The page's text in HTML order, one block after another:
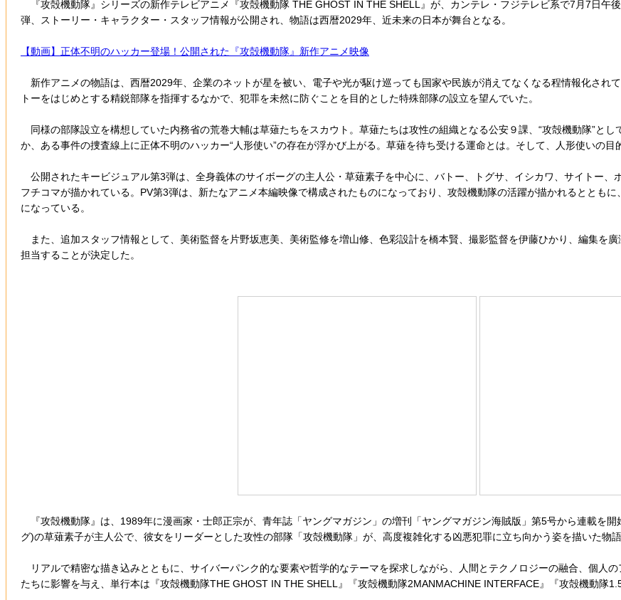
『攻殻機動隊』シリーズの新作テレビアニメ『攻殻機動隊 THE GHOST IN THE SHELL』が、カンテレ・フジテレビ系で7月7日午
弾、ストーリー・キャラクター・スタッフ情報が公開され、物語は西暦2029年、近未来の日本が舞台となる。
【動画】正体不明のハッカー登場！公開された『攻殻機動隊』新作アニメ映像
新作アニメの物語は、西暦2029年、企業のネットが星を被い、電子や光が駆け巡っても国家や民族が消えてなくなる程情報化され
トーをはじめとする精鋭部隊を指揮するなかで、犯罪を未然に防ぐことを目的とした特殊部隊の設立を望んでいた。
同様の部隊設立を構想していた内務省の荒巻大輔は草薙たちをスカウト。草薙たちは攻性の組織となる公安９課、“攻殻機動隊”と
か、ある事件の捜査線上に正体不明のハッカー“人形使い”の存在が浮かび上がる。草薙を待ち受ける運命とは。そして、人形使いの目
公開されたキービジュアル第3弾は、全身義体のサイボーグの主人公・草薙素子を中心に、バトー、トグサ、イシカワ、サイトー、
フチコマが描かれている。PV第3弾は、新たなアニメ本編映像で構成されたものになっており、攻殻機動隊の活躍が描かれるととも
になっている。
また、追加スタッフ情報として、美術監督を片野坂恵美、美術監修を増山修、色彩設計を橋本賢、撮影監督を伊藤ひかり、編集を
担当することが決定した。
『攻殻機動隊』は、1989年に漫画家・士郎正宗が、青年誌「ヤングマガジン」の増刊「ヤングマガジン海賊版」第5号から連載を
グ)の草薙素子が主人公で、彼女をリーダーとした攻性の部隊「攻殻機動隊」が、高度複雑化する凶悪犯罪に立ち向かう姿を描いた物語
リアルで精密な描き込みとともに、サイバーパンク的な要素や哲学的なテーマを探求しながら、人間とテクノロジーの融合、個人
たちに影響を与え、単行本は『攻殻機動隊THE GHOST IN THE SHELL』『攻殻機動隊2MANMACHINE INTERFACE』『攻殻機動隊